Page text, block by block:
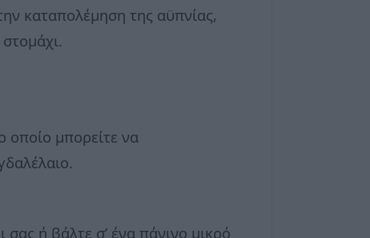
καταπολέμηση της αϋπνίας,
οποίο μπορείτε να
σας ή βάλτε σ’ ένα πάνινο μικρό